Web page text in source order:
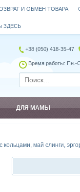
май слинги,
И ОБМЕН ТОВАРА
ЗДЕСЬ
+38 (050) 418-35-47
Время работы: Пн.-
ДЛЯ МАМЫ